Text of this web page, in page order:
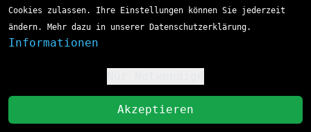
Der Brother TN-3330 bietet ein
ausgezeichnetes Preis-Leistungs-Verhältnis
gedruckter Seite. Diese Kalkulation basiert
auf der Standard-Reichweite von 3.000
Seiten und macht den TN-3330 zu einer
wirtschaftlichen Wahl für regelmässige
Cookies zulassen. Ihre Einstellungen können Sie jederzeit
ändern. Mehr dazu in unserer Datenschutzerklärung.
Informationen
Akzeptieren